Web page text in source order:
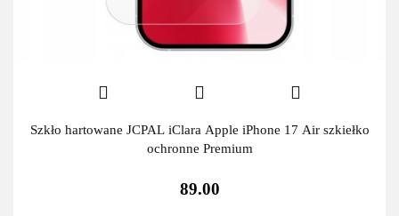
Szkło hartowane JCPAL iClara Apple iPhone 17 Air szkiełko
ochronne Premium
89.00